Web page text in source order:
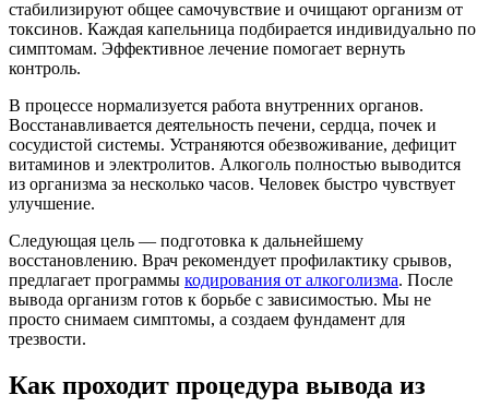
стабилизируют общее самочувствие и очищают организм от
токсинов. Каждая капельница подбирается индивидуально по
симптомам. Эффективное лечение помогает вернуть
контроль.
В процессе нормализуется работа внутренних органов.
Восстанавливается деятельность печени, сердца, почек и
сосудистой системы. Устраняются обезвоживание, дефицит
витаминов и электролитов. Алкоголь полностью выводится
из организма за несколько часов. Человек быстро чувствует
улучшение.
Следующая цель — подготовка к дальнейшему
восстановлению. Врач рекомендует профилактику срывов,
предлагает программы кодирования от алкоголизма. После
вывода организм готов к борьбе с зависимостью. Мы не
просто снимаем симптомы, а создаем фундамент для
трезвости.
Как проходит процедура вывода из